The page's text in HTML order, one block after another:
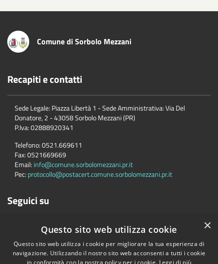
Comune di Sorbolo Mezzani
Recapiti e contatti
Sede Legale: Piazza Libertà 1 - Sede Amministrativa: Via Del
Donatore, 2 - 43058 Sorbolo Mezzani (PR)
P.Iva:02888920341
Telefono:0521.669611
Fax:0521669669
Email: info@comune.sorbolomezzani.pr.it
Pec: protocollo@postacert.comune.sorbolomezzani.pr.it
Seguici su
×
Questo sito web utilizza cookie
Questo sito web utilizza i cookie per migliorare la tua esperienza di
navigazione. Utilizzando il nostro sito web acconsenti a tutti i cookie
in conformità con la nostra policy per i cookie. Leggi di più